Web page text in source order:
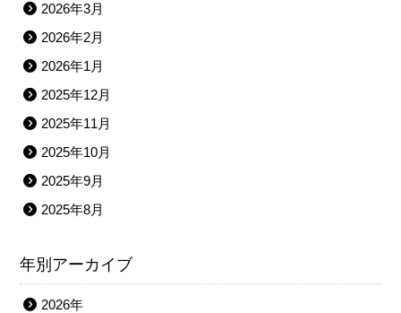
2026年3月
2026年2月
2026年1月
2025年12月
2025年11月
2025年10月
2025年9月
2025年8月
年別アーカイブ
2026年